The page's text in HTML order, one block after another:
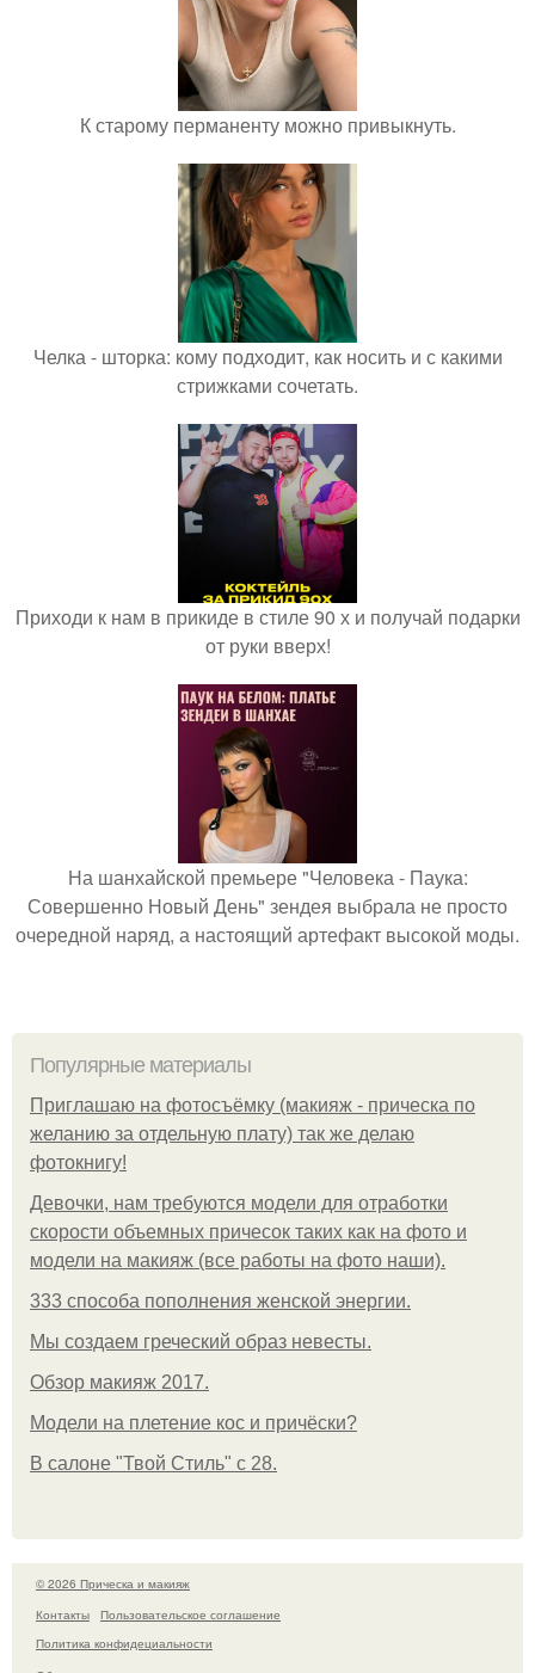
К старому перманенту можно привыкнуть.
Челка - шторка: кому подходит, как носить и с какими
стрижками сочетать.
Приходи к нам в прикиде в стиле 90 х и получай подарки
от руки вверх!
На шанхайской премьере "Человека - Паука:
Совершенно Новый День" зендея выбрала не просто
очередной наряд, а настоящий артефакт высокой моды.
Популярные материалы
Приглашаю на фотосъёмку (макияж - прическа по
желанию за отдельную плату) так же делаю
фотокнигу!
Девочки, нам требуются модели для отработки
скорости объемных причесок таких как на фото и
модели на макияж (все работы на фото наши).
333 способа пополнения женской энергии.
Мы создаем греческий образ невесты.
Обзор макияж 2017.
Модели на плетение кос и причёски?
В салоне "Твой Стиль" с 28.
© 2026 Прическа и макияж
Контакты
Пользовательское соглашение
Политика конфидециальности